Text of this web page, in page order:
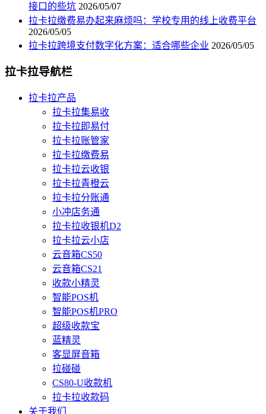
接口的些坑 2026/05/07
拉卡拉缴费易办起来麻烦吗：学校专用的线上收费平台
2026/05/05
拉卡拉跨境支付数字化方案：适合哪些企业 2026/05/05
拉卡拉导航栏
拉卡拉产品
拉卡拉集易收
拉卡拉即易付
拉卡拉账管家
拉卡拉缴费易
拉卡拉云收银
拉卡拉青橙云
拉卡拉分账通
小冲店务通
拉卡拉收银机D2
拉卡拉云小店
云音箱CS50
云音箱CS21
收款小精灵
智能POS机
智能POS机PRO
超级收款宝
蓝精灵
客显屏音箱
拉碰碰
CS80-U收款机
拉卡拉收款码
关于我们